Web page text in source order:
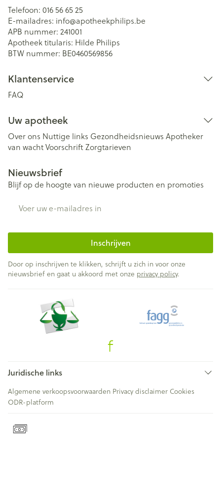
Telefoon: 016 56 65 25
E-mailadres: info@apotheekphilips.be
APB nummer: 241001
Apotheek titularis: Hilde Philips
BTW nummer: BE0460569856
Klantenservice
FAQ
Uw apotheek
Over ons Nuttige links Gezondheidsnieuws Apotheker
van wachtVoorschriftZorgtarieven
Nieuwsbrief
Blijf op de hoogte van nieuwe producten en promoties
Inschrijven
Door op inschrijven te klikken, schrijft u zich in voor onze
nieuwsbrief en gaat u akkoord met onze privacy policy.
Juridische links
Algemene verkoopsvoorwaarden Privacy disclaimer Cookies
ODR-platform